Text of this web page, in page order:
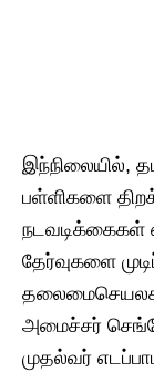
இந்நிலையில்,
பள்ளிகளை
நடவடிக்கைகள்
தேர்வுகளை
அமைச்சர்
முதல்வர்